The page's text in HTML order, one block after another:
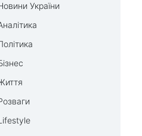
України